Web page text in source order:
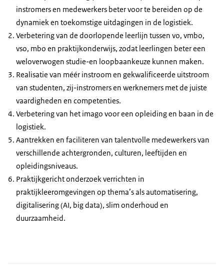
instromers en medewerkers beter voor te bereiden op de
dynamiek en toekomstige uitdagingen in de logistiek.
Verbetering van de doorlopende leerlijn tussen vo, vmbo,
vso, mbo en praktijkonderwijs, zodat leerlingen beter een
weloverwogen studie-en loopbaankeuze kunnen maken.
Realisatie van méér instroom en gekwalificeerde uitstroom
van studenten, zij-instromers en werknemers met de juiste
vaardigheden en competenties.
Verbetering van het imago voor een opleiding en baan in de
logistiek.
Aantrekken en faciliteren van talentvolle medewerkers van
verschillende achtergronden, culturen, leeftijden en
opleidingsniveaus.
Praktijkgericht onderzoek verrichten in
praktijkleeromgevingen op thema’s als automatisering,
digitalisering (AI, big data), slim onderhoud en
duurzaamheid.